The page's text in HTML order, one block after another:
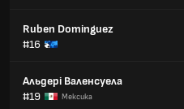
Ruben Dominguez
#16
Альдері Валенсуела
#19
Мексика